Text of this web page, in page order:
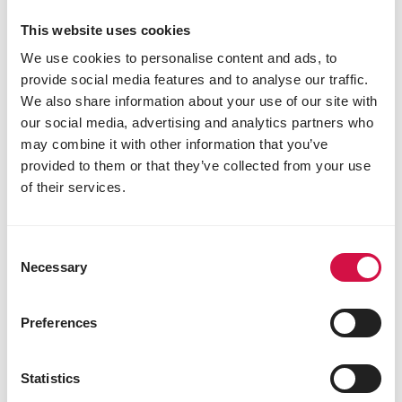
This website uses cookies
We use cookies to personalise content and ads, to
provide social media features and to analyse our traffic.
We also share information about your use of our site with
our social media, advertising and analytics partners who
may combine it with other information that you’ve
provided to them or that they’ve collected from your use
of their services.
Selection
Necessary
Preferences
Statistics
grupy koni, należy zawsze zsumować zawartość